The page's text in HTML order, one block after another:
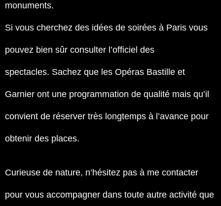
monuments.
Si vous cherchez des idées de soirées à Paris vous
pouvez bien sûr consulter l’officiel des
spectacles. Sachez que les Opéras Bastille et
Garnier ont une programmation de qualité mais qu’il
convient de réserver très longtemps à l’avance pour
obtenir des places.
Curieuse de nature, n’hésitez pas à me contacter
pour vous accompagner dans toute autre activité que